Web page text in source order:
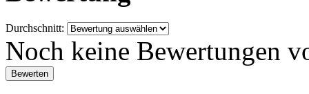
Durchschnitt:
Noch keine Bewertungen